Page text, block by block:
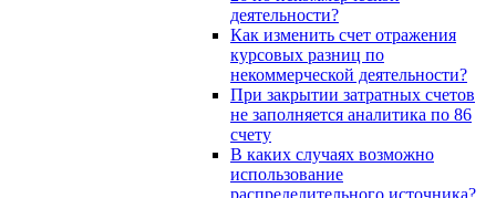
деятельности?
Как изменить счет отражения
курсовых разниц по
некоммерческой деятельности?
При закрытии затратных счетов
не заполняется аналитика по 86
счету
В каких случаях возможно
использование
распределительного источника?